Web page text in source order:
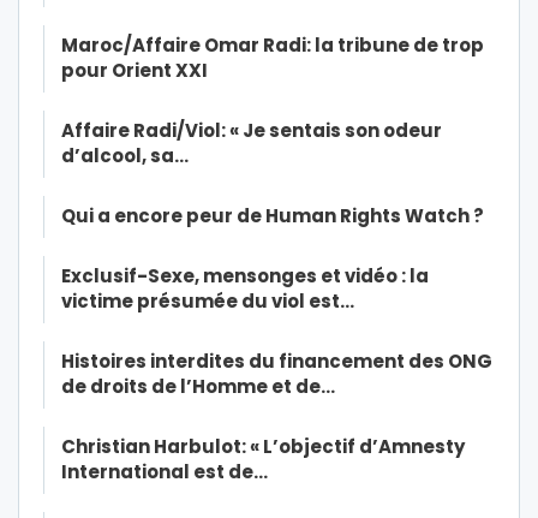
Maroc/Affaire Omar Radi: la tribune de trop
pour Orient XXI
Affaire Radi/Viol: « Je sentais son odeur
d’alcool, sa…
Qui a encore peur de Human Rights Watch ?
Exclusif-Sexe, mensonges et vidéo : la
victime présumée du viol est…
Histoires interdites du financement des ONG
de droits de l’Homme et de…
Christian Harbulot: « L’objectif d’Amnesty
International est de…